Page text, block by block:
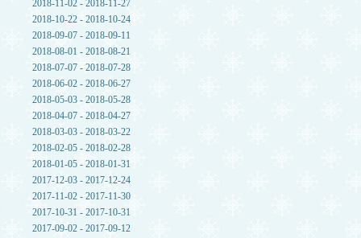
2018-11-02 - 2018-11-27
2018-10-22 - 2018-10-24
2018-09-07 - 2018-09-11
2018-08-01 - 2018-08-21
2018-07-07 - 2018-07-28
2018-06-02 - 2018-06-27
2018-05-03 - 2018-05-28
2018-04-07 - 2018-04-27
2018-03-03 - 2018-03-22
2018-02-05 - 2018-02-28
2018-01-05 - 2018-01-31
2017-12-03 - 2017-12-24
2017-11-02 - 2017-11-30
2017-10-31 - 2017-10-31
2017-09-02 - 2017-09-12